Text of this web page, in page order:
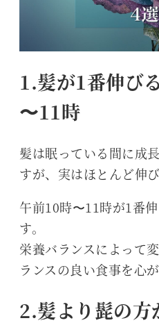
1.髪が1番伸び
〜11時
髪は眠っている間に成
すが、実はほとんど伸び
午前10時〜11時が1番
す。
栄養バランスによって
ランスの良い食事を心
2.髪より髭の方